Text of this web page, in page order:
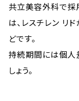
共立美容外科で採
は、レスチレン リ
どです。
持続期間には個人
しょう。